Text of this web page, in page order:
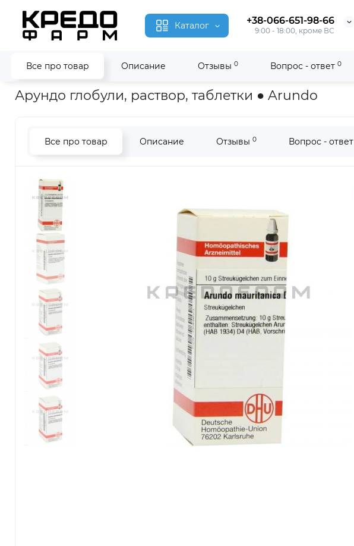
Каталог +38-066-651-98-66
9:00 - 18:00, кроме ВС
Все про товар Описание Отзывы 0 Вопрос - ответ 0
Главная Гомеопатия Арундо ● Arundo
Арундо глобули, раствор, таблетки ● Arundo
Все про товар Описание Отзывы 0 Вопрос - ответ